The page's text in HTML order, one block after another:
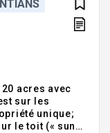
20 acres avec
sur les
unique;
le toit (« sun